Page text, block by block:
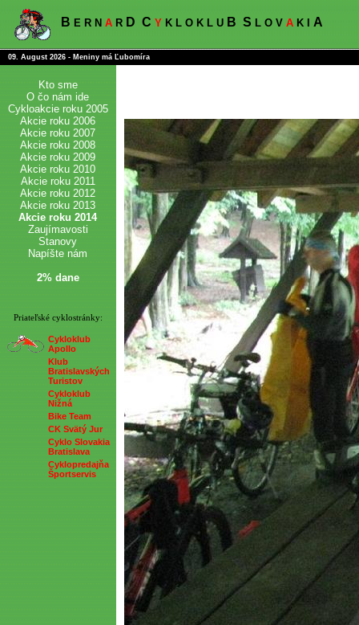
B E R N A R D C Y K L O K L U B S L O V A K I A
09. August 2026 - Meniny má Ľubomíra
Kto sme
O čo nám ide
Cykloakcie roku 2005
Akcie roku 2006
Akcie roku 2007
Akcie roku 2008
Akcie roku 2009
Akcie roku 2010
Akcie roku 2011
Akcie roku 2012
Akcie roku 2013
Akcie roku 2014
Zaujímavosti
Stanovy
Napíšte nám
2% dane
Priateľské cyklostránky:
Cykloklub
Apollo
Klub
Bratislavských
Turistov
Cykloklub
Nižná
Bike Team
CK Svätý Jur
Cyklo Slovakia
Bratislava
Cyklopredajňa
Športservis